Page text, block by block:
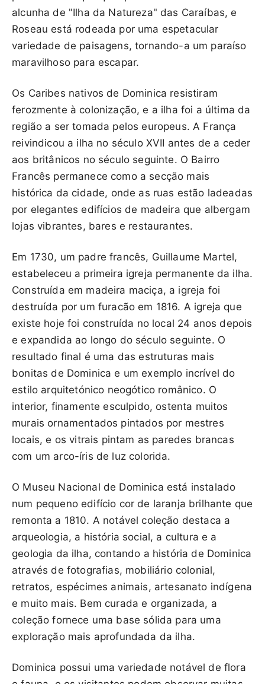
alcunha de "Ilha da Natureza" das Caraíbas, e
Roseau está rodeada por uma espetacular
variedade de paisagens, tornando-a um paraíso
maravilhoso para escapar.
Os Caribes nativos de Dominica resistiram
ferozmente à colonização, e a ilha foi a última da
região a ser tomada pelos europeus. A França
reivindicou a ilha no século XVII antes de a ceder
aos britânicos no século seguinte. O Bairro
Francês permanece como a secção mais
histórica da cidade, onde as ruas estão ladeadas
por elegantes edifícios de madeira que albergam
lojas vibrantes, bares e restaurantes.
Em 1730, um padre francês, Guillaume Martel,
estabeleceu a primeira igreja permanente da ilha.
Construída em madeira maciça, a igreja foi
destruída por um furacão em 1816. A igreja que
existe hoje foi construída no local 24 anos depois
e expandida ao longo do século seguinte. O
resultado final é uma das estruturas mais
bonitas de Dominica e um exemplo incrível do
estilo arquitetónico neogótico românico. O
interior, finamente esculpido, ostenta muitos
murais ornamentados pintados por mestres
locais, e os vitrais pintam as paredes brancas
com um arco-íris de luz colorida.
O Museu Nacional de Dominica está instalado
num pequeno edifício cor de laranja brilhante que
remonta a 1810. A notável coleção destaca a
arqueologia, a história social, a cultura e a
geologia da ilha, contando a história de Dominica
através de fotografias, mobiliário colonial,
retratos, espécimes animais, artesanato indígena
e muito mais. Bem curada e organizada, a
coleção fornece uma base sólida para uma
exploração mais aprofundada da ilha.
Dominica possui uma variedade notável de flora